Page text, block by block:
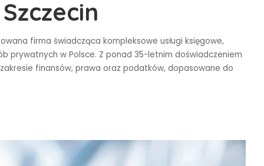
firma świadcząca kompleksowe usługi księgowe,
prywatnych w Polsce. Z ponad 35-letnim doświadczeniem
finansów, prawa oraz podatków, dopasowane do